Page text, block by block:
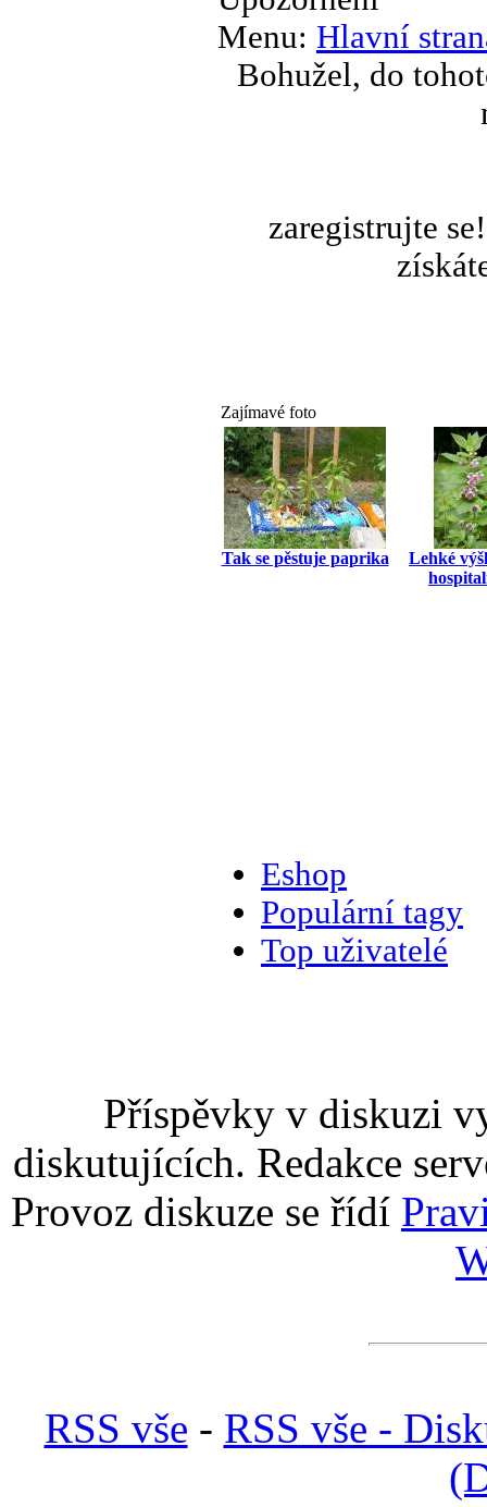
Menu: Hlavní
Bohužel, do
zaregistrujte
Zajímavé foto
Tak se pěstuje paprika
Lehké
Eshop
Populární tagy
Top uživatelé
Příspěvky v diskuzi
diskutujících. Redakce
Provoz diskuze se řídí
RSS vše - RSS vše -